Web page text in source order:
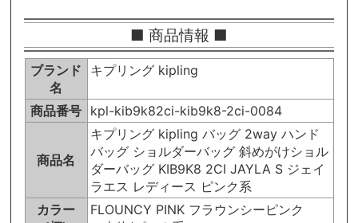
■ 商品情報 ■
ブランド
名
キプリング kipling
商品番号 kpl-kib9k82ci-kib9k8-2ci-0084
商品名
キプリング kipling バッグ 2way ハンド
バッグ ショルダーバッグ 斜めがけショル
ダーバッグ KIB9K8 2CI JAYLA S ジェイ
ラエス レディース ピンク系
カラー
FLOUNCY PINK フラウンシーピンク